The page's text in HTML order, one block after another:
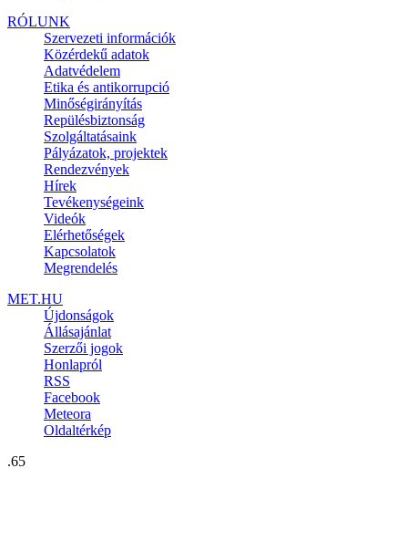
RÓLUNK
Szervezeti információk
Közérdekű adatok
Adatvédelem
Etika és antikorrupció
Minőségirányítás
Repülésbiztonság
Szolgáltatásaink
Pályázatok, projektek
Rendezvények
Hírek
Tevékenységeink
Videók
Elérhetőségek
Kapcsolatok
Megrendelés
MET.HU
Újdonságok
Állásajánlat
Szerzői jogok
Honlapról
RSS
Facebook
Meteora
Oldaltérkép
.65